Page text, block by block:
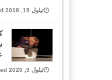
ئیلول 19, 2018 Closed
ئیلول 9, 2020 Closed